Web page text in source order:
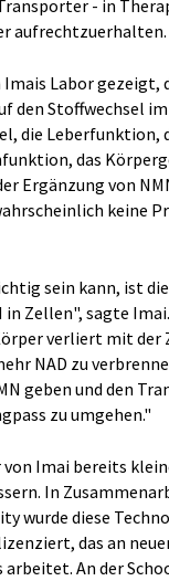
- in
aufrechtzuerhalten.
Labor gezeigt,
den Stoffwechsel
die Leberfunktion,
das
Ergänzung von
keine
sein kann, ist
Zellen", sagte
verliert mit
NAD zu
geben und den
zu umgehen."
Imai bereits
In
wurde diese
das an
An der